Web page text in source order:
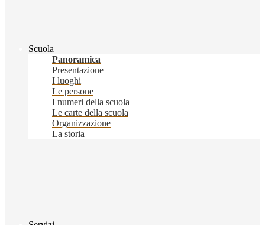
Scuola
Panoramica
Presentazione
I luoghi
Le persone
I numeri della scuola
Le carte della scuola
Organizzazione
La storia